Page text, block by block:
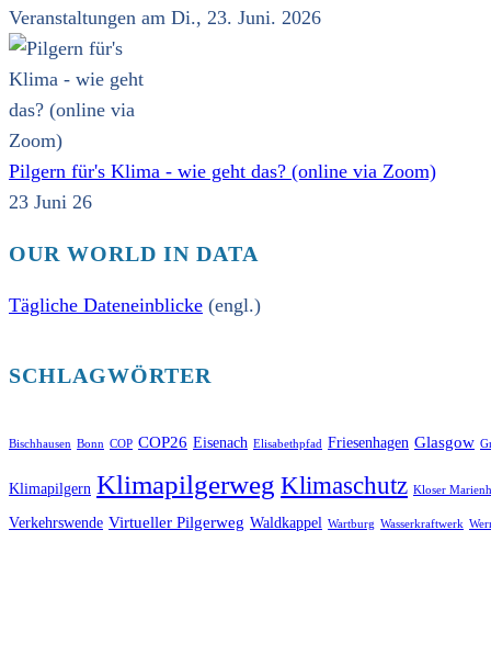
Veranstaltungen am Di., 23. Juni. 2026
Pilgern für's Klima - wie geht das? (online via Zoom)
23 Juni 26
OUR WORLD IN DATA
Tägliche Dateneinblicke (engl.)
SCHLAGWÖRTER
Bischhausen Bonn COP COP26 Eisenach Elisabethpfad Friesenhagen Glasgow
Klimapilgern Klimapilgerweg Klimaschutz Kloser
Verkehrswende Virtueller Pilgerweg Waldkappel Wartburg Wasserkraftwerk